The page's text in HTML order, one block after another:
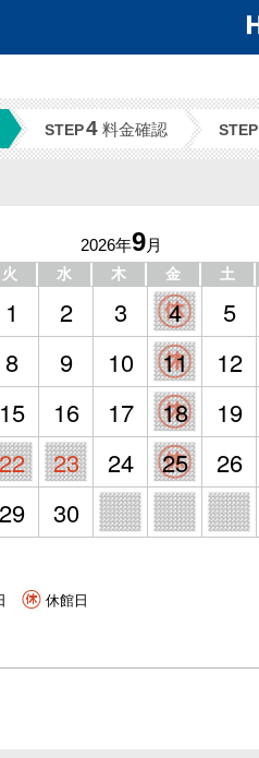
STEP4 料金確認 STEP
2026年9月
火 水 木 金 土
1 2 3 4 5
8 9 10 11 12
15 16 17 18 19
23 24 25 26
29 30
休館日